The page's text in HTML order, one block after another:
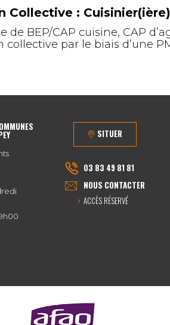
Collective :
de BEP/CAP cuisine, CAP
par le biais d’une
SITUER
03 83 49 81 81
NOUS CONTACTER
ACCÈS RÉSERVÉ